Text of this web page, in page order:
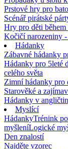
Prstové hry pro
Scénář pirátské
Hry pro děti
Kočičí narozeniny -
Hádanky
Zábavné hádanky
Hádanky pro 5leté
celého světa
Zimní hádanky pro
Starověké a
Hádanky v
Myslící
HádankyTrénink
myšleníLogické
Den znalostí
Najděte vzorec